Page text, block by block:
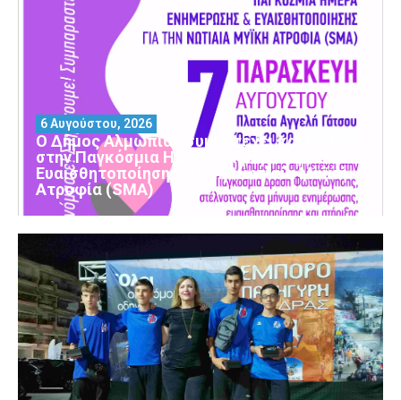
Ο Δήμος Αλμωπίας συμμετέχει και φέτος
στην Παγκόσμια Ημέρα Ενημέρωσης και
Ευαισθητοποίησης για τη Νωτιαία Μυϊκή
Ατροφία (SMA)
6 Αυγούστου, 2026